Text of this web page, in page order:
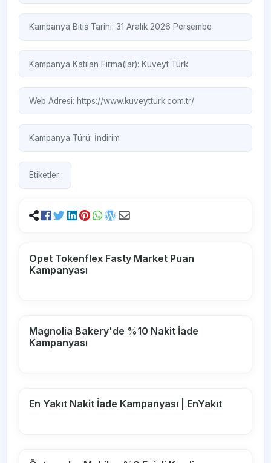
Kampanya Bitiş Tarihi: 31 Aralık 2026 Perşembe
Kampanya Katılan Firma(lar): Kuveyt Türk
Web Adresi: https://www.kuveytturk.com.tr/
Kampanya Türü: İndirim
Etiketler:
Opet Tokenflex Fasty Market Puan
Kampanyası
Magnolia Bakery'de %10 Nakit İade
Kampanyası
En Yakıt Nakit İade Kampanyası | EnYakıt